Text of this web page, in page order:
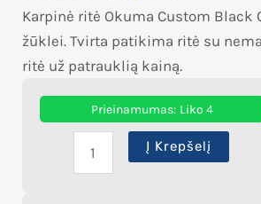
Karpinė ritė Okuma Custom
žūklei. Tvirta patikima ritė su
ritė už patrauklią kainą.
Prieinamumas: Liko 4
Į Krepšelį